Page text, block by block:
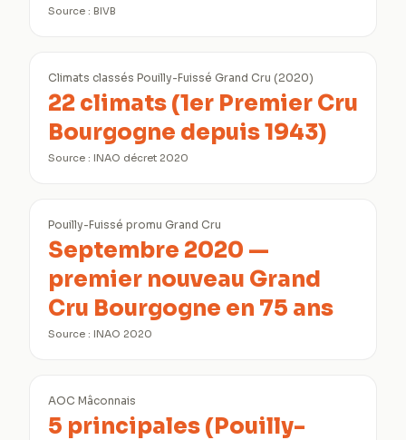
Source : BIVB
Climats classés Pouilly-Fuissé Grand Cru (2020)
22 climats (1er Premier Cru
Bourgogne depuis 1943)
Source : INAO décret 2020
Pouilly-Fuissé promu Grand Cru
Septembre 2020 —
premier nouveau Grand
Cru Bourgogne en 75 ans
Source : INAO 2020
AOC Mâconnais
5 principales (Pouilly-